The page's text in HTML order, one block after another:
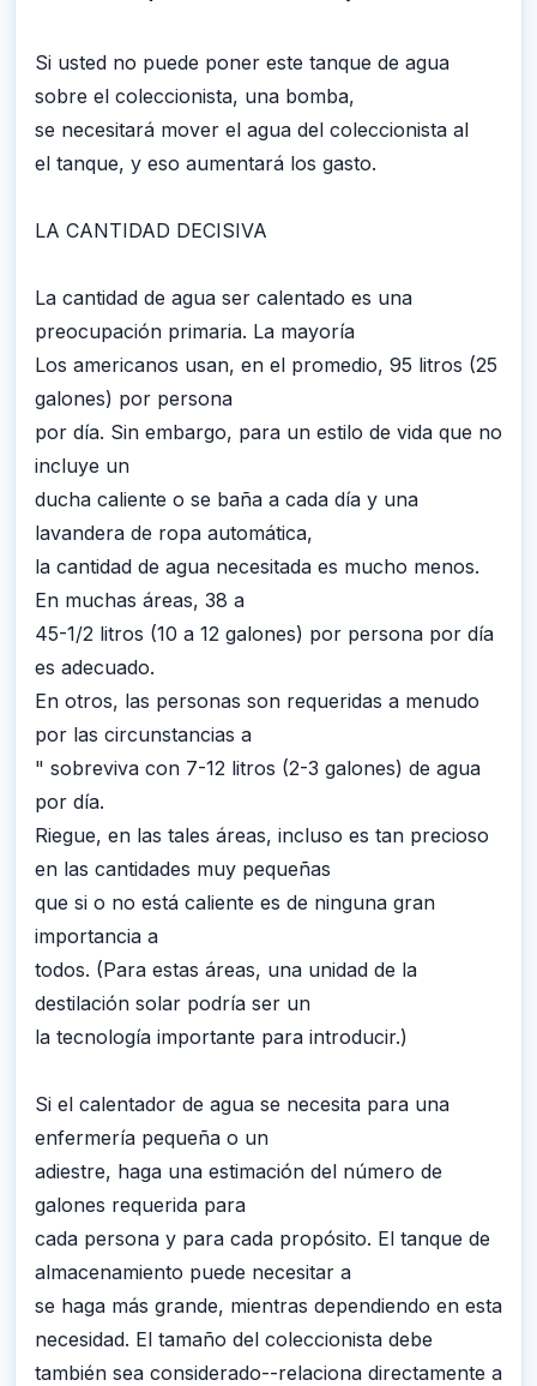
Si usted no puede poner este tanque de agua
sobre el coleccionista, una bomba,
se necesitará mover el agua del coleccionista al
el tanque, y eso aumentará los gasto.
LA CANTIDAD DECISIVA
La cantidad de agua ser calentado es una
preocupación primaria. La mayoría
Los americanos usan, en el promedio, 95 litros (25
galones) por persona
por día. Sin embargo, para un estilo de vida que no
incluye un
ducha caliente o se baña a cada día y una
lavandera de ropa automática,
la cantidad de agua necesitada es mucho menos.
En muchas áreas, 38 a
45-1/2 litros (10 a 12 galones) por persona por día
es adecuado.
En otros, las personas son requeridas a menudo
por las circunstancias a
" sobreviva con 7-12 litros (2-3 galones) de agua
por día.
Riegue, en las tales áreas, incluso es tan precioso
en las cantidades muy pequeñas
que si o no está caliente es de ninguna gran
importancia a
todos. (Para estas áreas, una unidad de la
destilación solar podría ser un
la tecnología importante para introducir.)
Si el calentador de agua se necesita para una
enfermería pequeña o un
adiestre, haga una estimación del número de
galones requerida para
cada persona y para cada propósito. El tanque de
almacenamiento puede necesitar a
se haga más grande, mientras dependiendo en esta
necesidad. El tamaño del coleccionista debe
también sea considerado--relaciona directamente a